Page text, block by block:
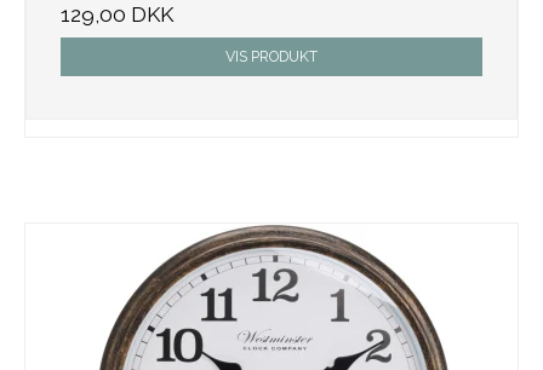
129,00 DKK
VIS PRODUKT